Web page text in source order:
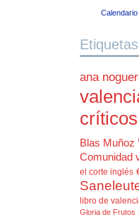
Calendario
Etiquetas
ana
Blas Muñoz
Comunidad
el corte inglés
libro de
Gloria de Frutos